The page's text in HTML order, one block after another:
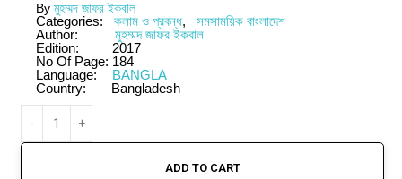
By মুহম্মদ জাফর ইকবাল
Categories: কলাম ও প্রবন্ধ,
সমসাময়িক বাংলাদেশ
Author:
মুহম্মদ জাফর ইকবাল
Edition:
2017
No Of Page: 184
Language:
BANGLA
Country:
Bangladesh
ADD TO CART